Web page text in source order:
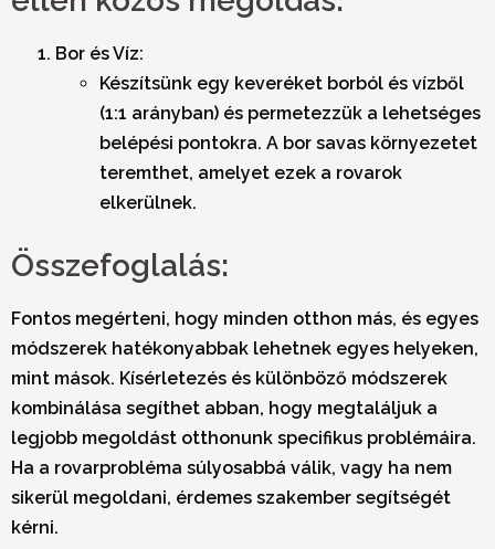
Bor és Víz:
Készítsünk egy keveréket borból és vízből
(1:1 arányban) és permetezzük a lehetséges
belépési pontokra. A bor savas környezetet
teremthet, amelyet ezek a rovarok
elkerülnek.
Összefoglalás:
Fontos megérteni, hogy minden otthon más, és egyes
módszerek hatékonyabbak lehetnek egyes helyeken,
mint mások. Kísérletezés és különböző módszerek
kombinálása segíthet abban, hogy megtaláljuk a
legjobb megoldást otthonunk specifikus problémáira.
Ha a rovarprobléma súlyosabbá válik, vagy ha nem
sikerül megoldani, érdemes szakember segítségét
kérni.